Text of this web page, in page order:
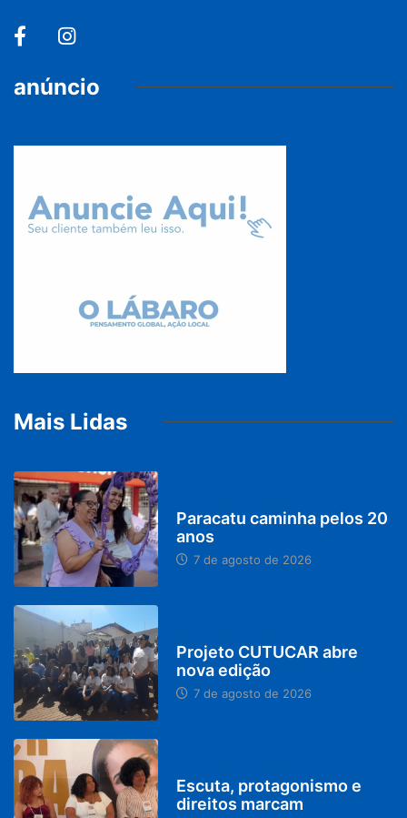
anúncio
Mais Lidas
Paracatu caminha pelos 20
anos
7 de agosto de 2026
Projeto CUTUCAR abre
nova edição
7 de agosto de 2026
Escuta, protagonismo e
direitos marcam